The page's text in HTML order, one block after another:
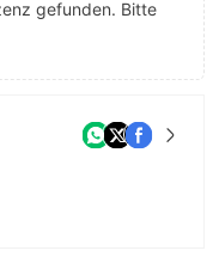
gefunden. Bitte